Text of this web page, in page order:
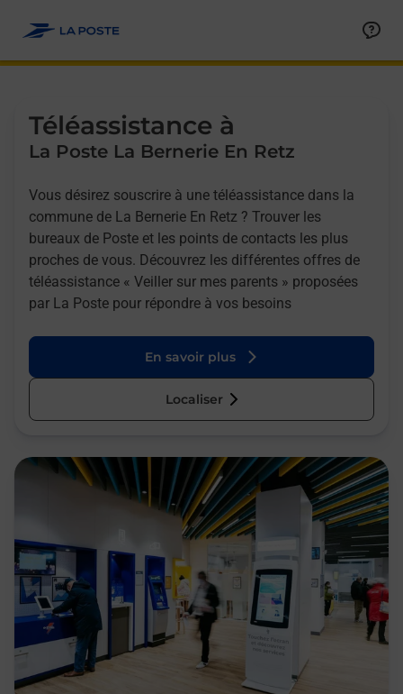
Téléassistance à
La Poste La Bernerie En Retz
Vous désirez souscrire à une téléassistance dans la
commune de La Bernerie En Retz ? Trouver les
bureaux de Poste et les points de contacts les plus
proches de vous. Découvrez les différentes offres de
téléassistance « Veiller sur mes parents » proposées
par La Poste pour répondre à vos besoins
En savoir plus
Localiser